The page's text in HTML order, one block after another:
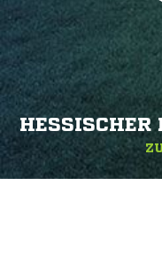
HESSISCHER